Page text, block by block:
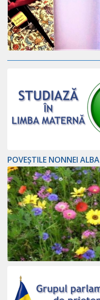
POVEȘTILE NONNEI ALBA